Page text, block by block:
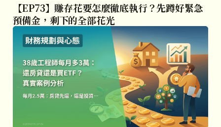
【EP73】賺存花要怎麼徹底執行？先蹲好緊急
預備金，剩下的全部花光